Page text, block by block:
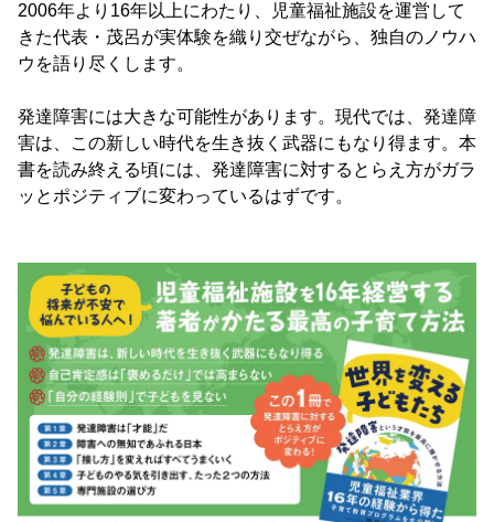
2006年より16年以上にわたり、児童福祉施設を運営して
きた代表・茂呂が実体験を織り交ぜながら、独自のノウハ
ウを語り尽くします。
発達障害には大きな可能性があります。現代では、発達障
害は、この新しい時代を生き抜く武器にもなり得ます。本
書を読み終える頃には、発達障害に対するとらえ方がガラ
ッとポジティブに変わっているはずです。